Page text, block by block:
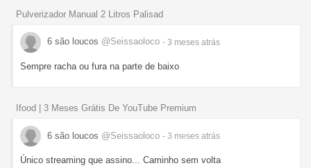
Pulverizador Manual 2 Litros Palisad
6 são loucos @Seissaoloco - 3 meses atrás
Sempre racha ou fura na parte de baixo
Ifood | 3 Meses Grátis De YouTube Premium
6 são loucos @Seissaoloco - 3 meses atrás
Único streaming que assino... Caminho sem volta